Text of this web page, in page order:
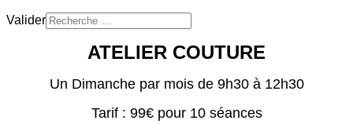
Valider
for results.ATELIER COUTURE
Un Dimanche par mois de 9h30 à 12h30
Tarif : 99€ pour 10 séances